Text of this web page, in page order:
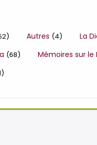
Autres (4) La
(68) Mémoires sur le